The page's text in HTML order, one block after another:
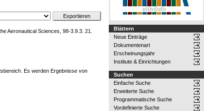
Aeronautical Sciences, 98-3.9.3. 21.
Es werden Ergebnisse von
Blättern
Neue Einträge
Dokumentenart
Erscheinungsjahr
Institute & Einrichtungen
Suchen
Einfache Suche
Erweiterte Suche
Programmatische Suche
Vordefinierte Suche